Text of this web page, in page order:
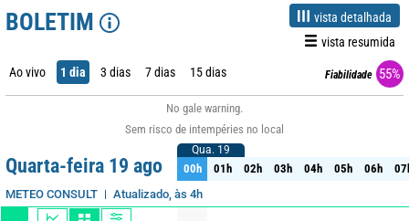
BOLETIM
vista detalhada
vista resumida
Ao vivo 1 dia 3 dias 7 dias 15 dias Fiabilidade 55%
No gale warning.
Sem risco de intempéries no local
Quarta-feira 19 ago
METEO CONSULT Atualizado, às 4h
Qua. 19
00h 01h 02h 03h 04h 05h 06h
Qua. 19
00h 01h 02h 03h 04h 05h 06h